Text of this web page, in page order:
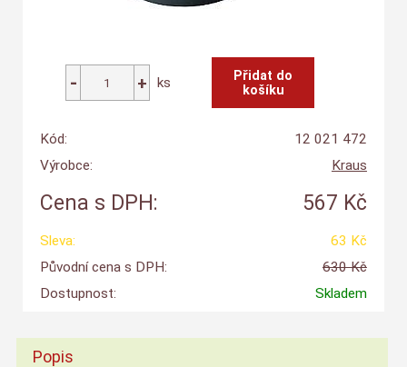
ks
Kód:
12 021 472
Výrobce:
Kraus
Cena s DPH: 567 Kč
Sleva:
63 Kč
Původní cena s DPH:
630 Kč
Dostupnost:
Skladem
Popis